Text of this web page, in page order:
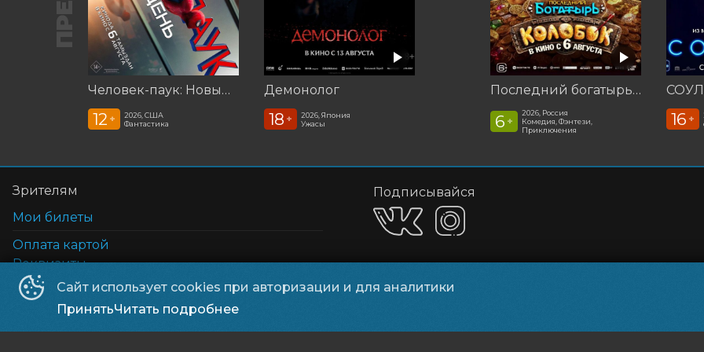
Человек-паук: Новый день (2026)
12 +
2026, США
Фантастика
Демонолог
18 +
2026, Япония
Ужасы
Последний богатырь. Колобок
6 +
2026, Россия
Комедия, Фэнтези,
Приключения
16 +
Сайт использует cookies при авторизации и для аналитики
ПринятьЧитать подробнее
Зрителям
Мои билеты
Оплата картой
Реквизиты
Возврат билетов
Правила и соглашения
Подписывайся
Приложения